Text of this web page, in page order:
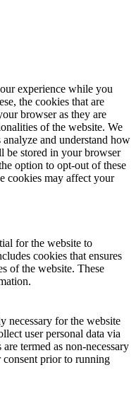
experience while you
the cookies that are
browser as they are
of the website. We
and understand how
be stored in your browser
option to opt-out of these
cookies may affect your
for the website to
cookies that ensures
of the website. These
necessary for the website
user personal data via
termed as non-necessary
consent prior to running